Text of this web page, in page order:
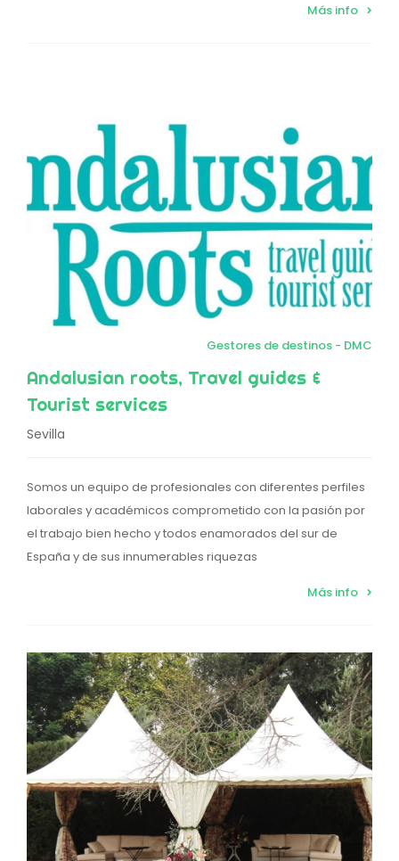
Más info
Gestores de destinos - DMC
Andalusian roots, Travel guides &
Tourist services
Sevilla
Somos un equipo de profesionales con diferentes perfiles
laborales y académicos comprometido con la pasión por
el trabajo bien hecho y todos enamorados del sur de
España y de sus innumerables riquezas
Más info